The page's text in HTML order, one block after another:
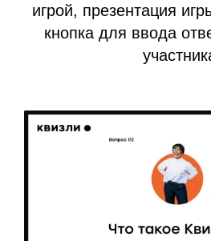
игрой, презентация
кнопка для ввода